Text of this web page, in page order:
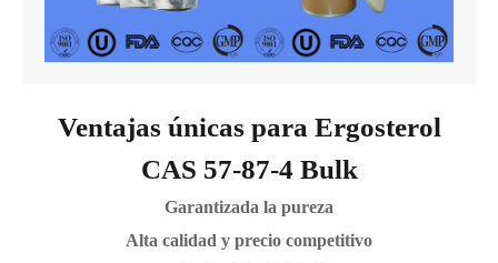
Ventajas únicas para Ergosterol
CAS 57-87-4 Bulk
Garantizada la pureza
Alta calidad y precio competitivo